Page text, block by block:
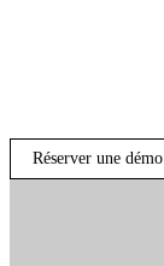
Réserver une démo